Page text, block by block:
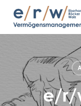
main
e/r/